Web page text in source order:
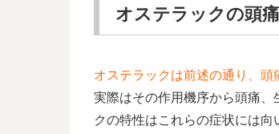
オステラックの頭
オステラックは前述の通り、頭
実際はその作用機序から頭痛
クの特性はこれらの症状には